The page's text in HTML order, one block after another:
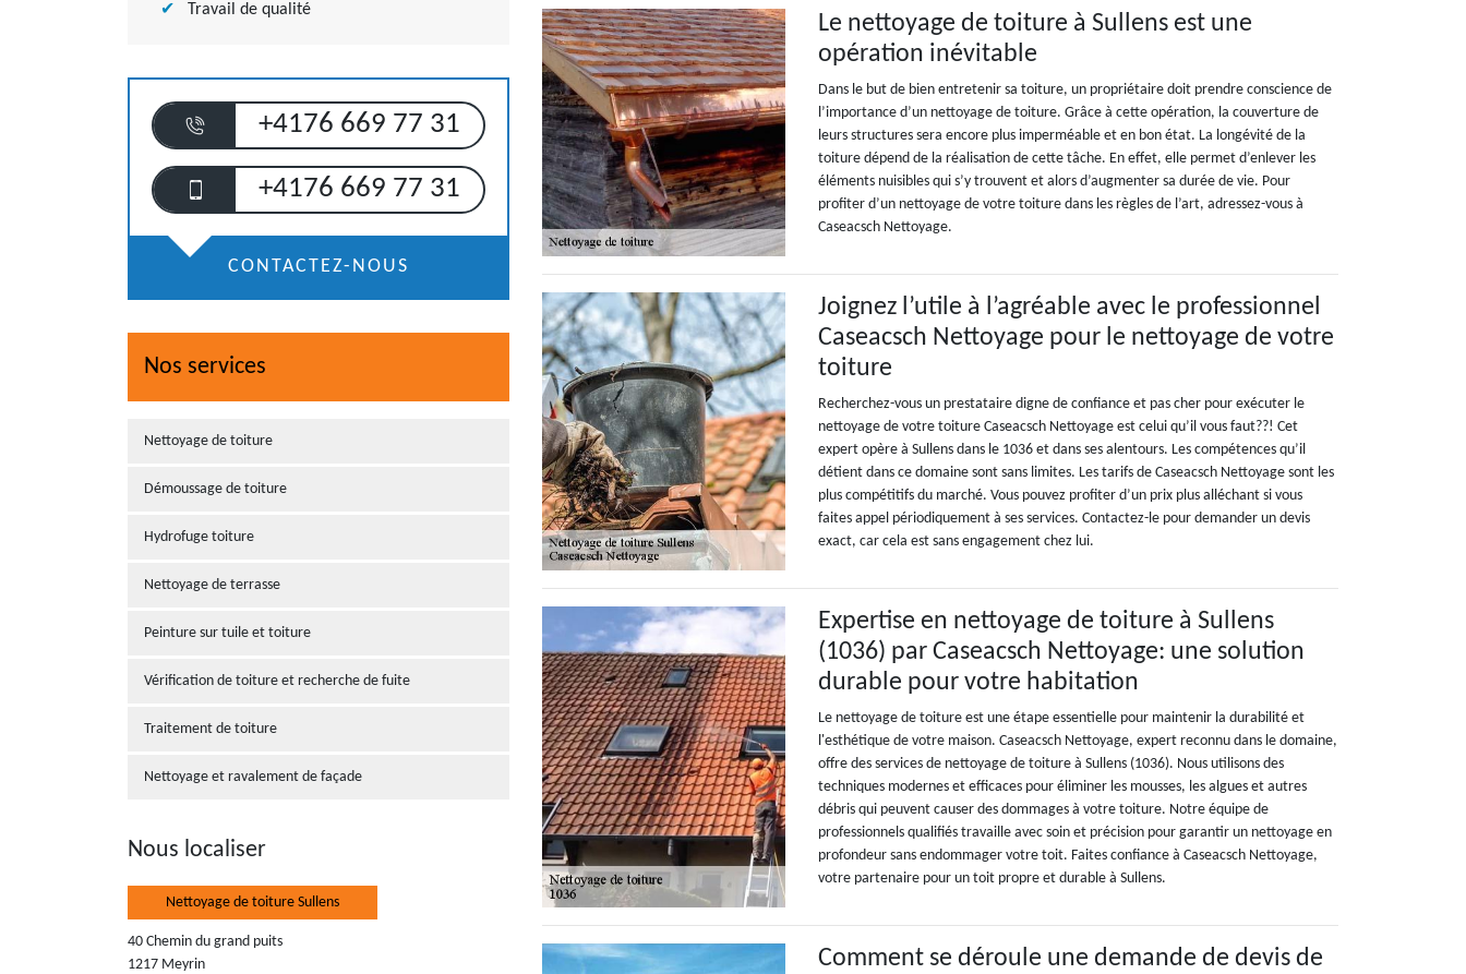
Travail de qualité
+4176 669 77 31
+4176 669 77 31
CONTACTEZ-NOUS
Nos services
Nettoyage de toiture
Démoussage de toiture
Hydrofuge toiture
Nettoyage de terrasse
Peinture sur tuile et toiture
Vérification de toiture et recherche de fuite
Traitement de toiture
Nettoyage et ravalement de façade
Nous localiser
Nettoyage de toiture Sullens
40 Chemin du grand puits
1217 Meyrin
Le nettoyage de toiture à Sullens est une
opération inévitable
Dans le but de bien entretenir sa toiture, un propriétaire doit prendre conscience de
l’importance d’un nettoyage de toiture. Grâce à cette opération, la couverture de
leurs structures sera encore plus imperméable et en bon état. La longévité de la
toiture dépend de la réalisation de cette tâche. En effet, elle permet d’enlever les
éléments nuisibles qui s’y trouvent et alors d’augmenter sa durée de vie. Pour
profiter d’un nettoyage de votre toiture dans les règles de l’art, adressez-vous à
Caseacsch Nettoyage.
Joignez l’utile à l’agréable avec le professionnel
Caseacsch Nettoyage pour le nettoyage de votre
toiture
Recherchez-vous un prestataire digne de confiance et pas cher pour exécuter le
nettoyage de votre toiture Caseacsch Nettoyage est celui qu’il vous faut??! Cet
expert opère à Sullens dans le 1036 et dans ses alentours. Les compétences qu’il
détient dans ce domaine sont sans limites. Les tarifs de Caseacsch Nettoyage sont les
plus compétitifs du marché. Vous pouvez profiter d’un prix plus alléchant si vous
faites appel périodiquement à ses services. Contactez-le pour demander un devis
exact, car cela est sans engagement chez lui.
Expertise en nettoyage de toiture à Sullens
(1036) par Caseacsch Nettoyage: une solution
durable pour votre habitation
Le nettoyage de toiture est une étape essentielle pour maintenir la durabilité et
l'esthétique de votre maison. Caseacsch Nettoyage, expert reconnu dans le domaine,
offre des services de nettoyage de toiture à Sullens (1036). Nous utilisons des
techniques modernes et efficaces pour éliminer les mousses, les algues et autres
débris qui peuvent causer des dommages à votre toiture. Notre équipe de
professionnels qualifiés travaille avec soin et précision pour garantir un nettoyage en
profondeur sans endommager votre toit. Faites confiance à Caseacsch Nettoyage,
votre partenaire pour un toit propre et durable à Sullens.
Comment se déroule une demande de devis de